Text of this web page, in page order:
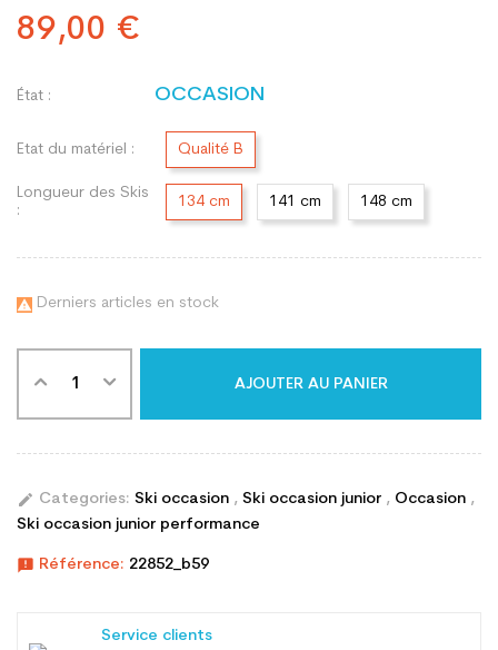
89,00 €
État : OCCASION
Etat du matériel : Qualité B
Longueur des Skis
:
134 cm 141 cm 148 cm
 Derniers articles en stock
AJOUTER AU PANIER
edit Categories: Ski occasion , Ski occasion junior , Occasion ,
Ski occasion junior performance
announcement Référence: 22852_b59
Service clients